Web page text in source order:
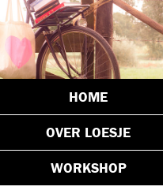
HOME
OVER LOESJE
WORKSHOP